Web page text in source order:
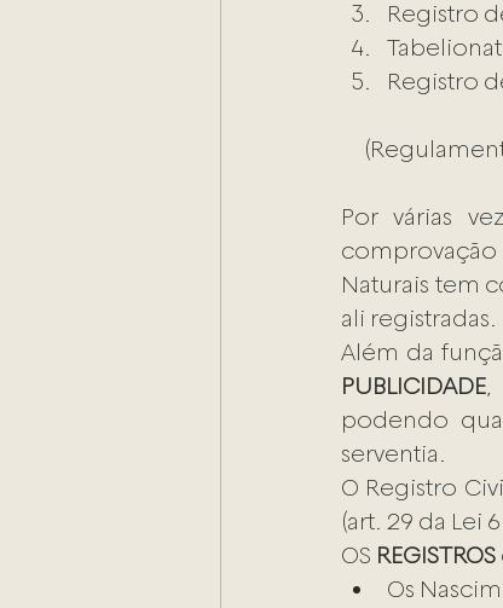
Registro
Registro
Por várias
Naturais tem
ali registradas.
PUBLICIDADE
podendo
serventia.
O Registro
(art. 29 da Lei
OS REGISTROS
Os